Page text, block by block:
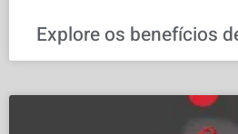
Explore os benefícios